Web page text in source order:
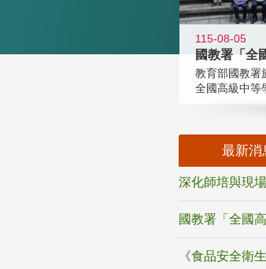
115-08-05
教育部國教署
全國高級中等
最新消
深化師培與現
國教署「全國
《食品安全衛